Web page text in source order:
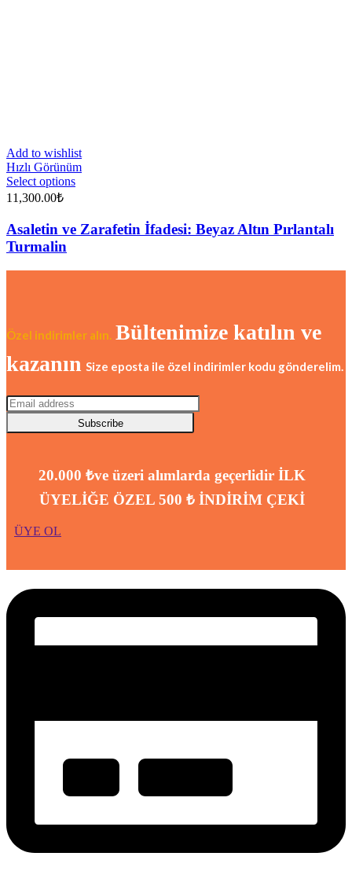
Add to wishlist
Hızlı Görünüm
Select options
11,300.00₺
Asaletin ve Zarafetin İfadesi: Beyaz Altın Pırlantalı
Turmalin
Özel indirimler alın. Bültenimize katılın ve
kazanın Size eposta ile özel indirimler kodu gönderelim.
Subscribe
20.000 ₺ve üzeri alımlarda geçerlidir İLK
ÜYELİĞE ÖZEL 500 ₺ İNDİRİM ÇEKİ
ÜYE OL